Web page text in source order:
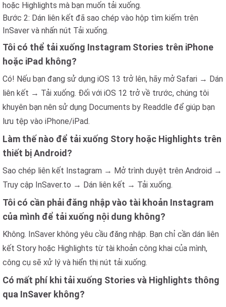
hoặc Highlights mà bạn muốn tải xuống.
Bước 2: Dán liên kết đã sao chép vào hộp tìm kiếm trên
InSaver và nhấn nút Tải xuống.
Tôi có thể tải xuống Instagram Stories trên iPhone
hoặc iPad không?
Có! Nếu bạn đang sử dụng iOS 13 trở lên, hãy mở Safari → Dán
liên kết → Tải xuống. Đối với iOS 12 trở về trước, chúng tôi
khuyên bạn nên sử dụng Documents by Readdle để giúp bạn
lưu tệp vào iPhone/iPad.
Làm thế nào để tải xuống Story hoặc Highlights trên
thiết bị Android?
Sao chép liên kết Instagram → Mở trình duyệt trên Android →
Truy cập InSaver.to → Dán liên kết → Tải xuống.
Tôi có cần phải đăng nhập vào tài khoản Instagram
của mình để tải xuống nội dung không?
Không. InSaver không yêu cầu đăng nhập. Bạn chỉ cần dán liên
kết Story hoặc Highlights từ tài khoản công khai của mình,
công cụ sẽ xử lý và hiển thị nút tải xuống.
Có mất phí khi tải xuống Stories và Highlights thông
qua InSaver không?